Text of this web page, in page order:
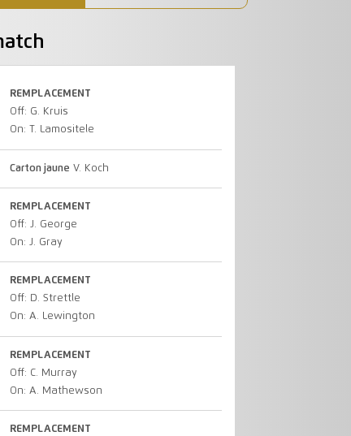
REMPLACEMENT
Off: G. Kruis
On: T. Lamositele
Carton jaune V. Koch
REMPLACEMENT
Off: J. George
On: J. Gray
REMPLACEMENT
Off: D. Strettle
On: A. Lewington
REMPLACEMENT
Off: C. Murray
On: A. Mathewson
REMPLACEMENT